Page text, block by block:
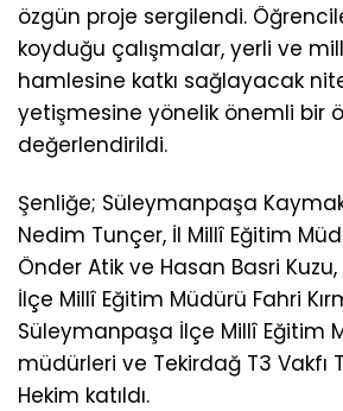
özgün proje sergilendi.
koyduğu çalışmalar, yerli ve
hamlesine katkı sağlayacak
yetişmesine yönelik önemli bir
değerlendirildi.
Şenliğe; Süleymanpaşa
Nedim Tunçer, İl Millî Eğitim
Önder Atik ve Hasan Basri
İlçe Millî Eğitim Müdürü Fahri
Süleymanpaşa İlçe Millî Eğitim
müdürleri ve Tekirdağ T3 Vakfı
Hekim katıldı.